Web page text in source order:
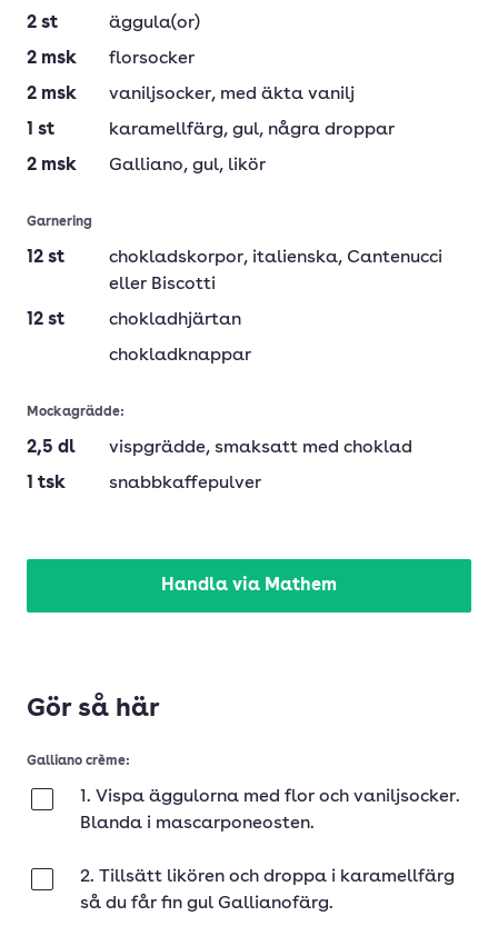
2 st
äggula(or)
2 msk
florsocker
2 msk vaniljsocker, med äkta vanilj
1 st karamellfärg, gul, några droppar
2 msk Galliano, gul, likör
Garnering
12 st chokladskorpor, italienska, Cantenucci
eller Biscotti
12 st
chokladhjärtan
chokladknappar
Mockagrädde:
2,5 dl vispgrädde, smaksatt med choklad
1 tsk snabbkaffepulver
Handla via Mathem
Gör så här
Galliano crème:
1. Vispa äggulorna med flor och vaniljsocker.
Blanda i mascarponeosten.
2. Tillsätt likören och droppa i karamellfärg
så du får fin gul Gallianofärg.